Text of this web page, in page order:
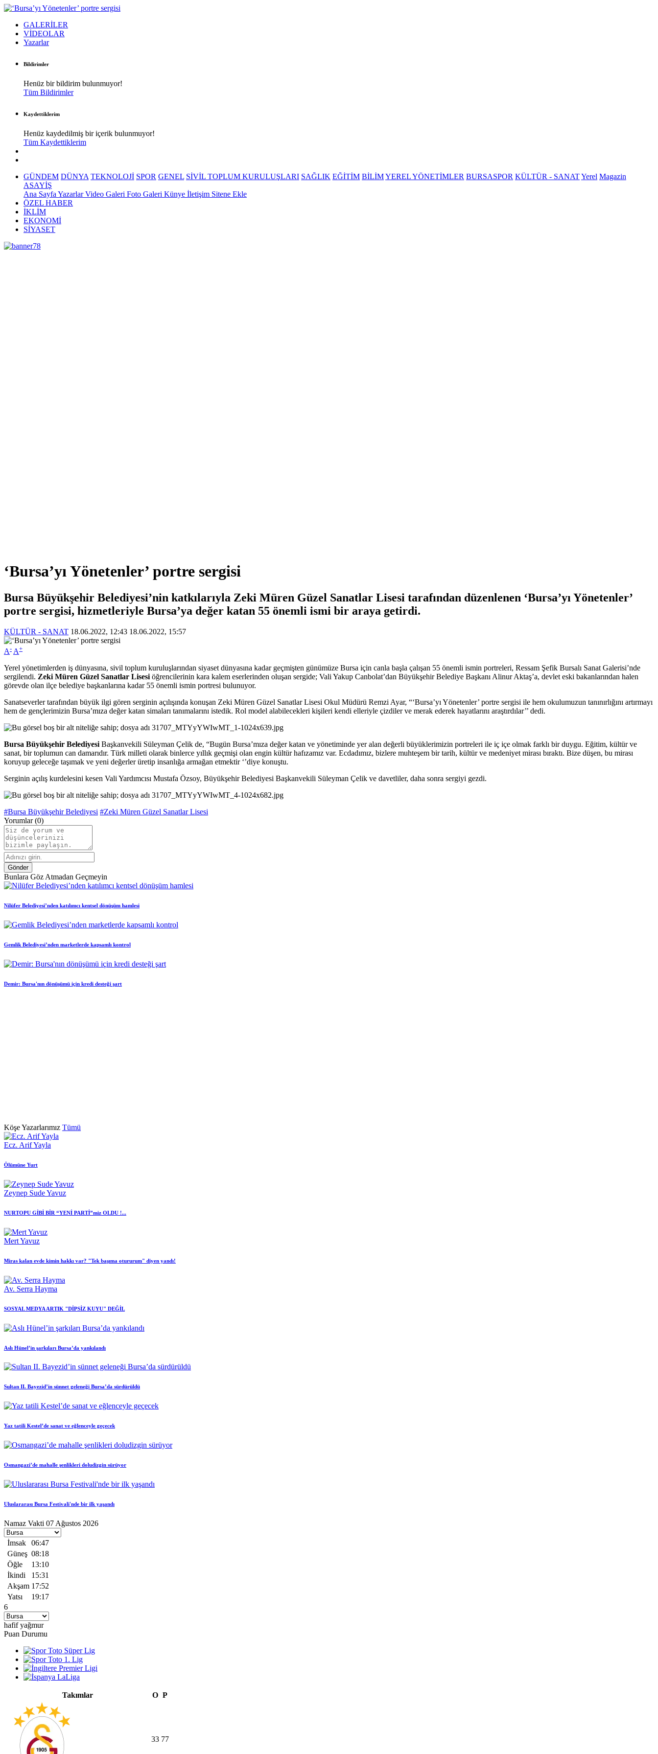
GALERİLER
VİDEOLAR
Yazarlar
Bildirimler
Henüz bir bildirim bulunmuyor!
Tüm Bildirimler
Kaydettiklerim
Henüz kaydedilmiş bir içerik bulunmuyor!
Tüm Kaydettiklerim
GÜNDEM DÜNYA TEKNOLOJİ SPOR GENEL SİVİL TOPLUM KURULUŞLARI SAĞLIK EĞİTİM BİLİMYEREL YÖNETİMLER BURSASPOR KÜLTÜR - SANATYerel Magazin
ASAYİŞ
Ana Sayfa YazarlarVideo Galeri Foto Galeri Künye İletişim Sitene Ekle
ÖZEL HABER
İKLİM
EKONOMİ
SİYASET
‘Bursa’yı Yönetenler’ portre sergisi
Bursa Büyükşehir Belediyesi’nin katkılarıyla Zeki Müren Güzel Sanatlar Lisesi tarafından düzenlenen ‘Bursa’yı Yönetenler’
portre sergisi, hizmetleriyle Bursa’ya değer katan 55 önemli ismi bir araya getirdi.
KÜLTÜR - SANAT 18.06.2022, 12:43 18.06.2022, 15:57
A- A+
​​​​​​Yerel yönetimlerden iş dünyasına, sivil toplum kuruluşlarından siyaset dünyasına kadar geçmişten günümüze Bursa için canla başla çalışan 55 önemli ismin portreleri, Ressam Şefik Bursalı Sanat Galerisi’nde
sergilendi. Zeki Müren Güzel Sanatlar Lisesi öğrencilerinin kara kalem eserlerinden oluşan sergide; Vali Yakup Canbolat’dan Büyükşehir Belediye Başkanı Alinur Aktaş’a, devlet eski bakanlarından halen
görevde olan ilçe belediye başkanlarına kadar 55 önemli ismin portresi bulunuyor.
Sanatseverler tarafından büyük ilgi gören serginin açılışında konuşan Zeki Müren Güzel Sanatlar Lisesi Okul Müdürü Remzi Ayar, “‘Bursa’yı Yönetenler’ portre sergisi ile hem okulumuzun tanınırlığını artırmayı
hem de gençlerimizin Bursa’mıza değer katan simaları tanımalarını istedik. Rol model alabilecekleri kişileri kendi elleriyle çizdiler ve merak ederek hayatlarını araştırdılar’’ dedi.
Bursa Büyükşehir Belediyesi Başkanvekili Süleyman Çelik de, “Bugün Bursa’mıza değer katan ve yönetiminde yer alan değerli büyüklerimizin portreleri ile iç içe olmak farklı bir duygu. Eğitim, kültür ve
sanat, bir toplumun can damarıdır. Türk milleti olarak binlerce yıllık geçmişi olan engin kültür hafızamız var. Ecdadımız, bizlere muhteşem bir tarih, kültür ve medeniyet mirası bıraktı. Bize düşen, bu mirası
koruyup geleceğe taşımak ve yeni değerler üretip insanlığa armağan etmektir ‘’diye konuştu.
Serginin açılış kurdelesini kesen Vali Yardımcısı Mustafa Özsoy, Büyükşehir Belediyesi Başkanvekili Süleyman Çelik ve davetliler, daha sonra sergiyi gezdi.
#Bursa Büyükşehir Belediyesi #Zeki Müren Güzel Sanatlar Lisesi
Yorumlar (0)
Gönder
Bunlara Göz Atmadan Geçmeyin
Nilüfer Belediyesi’nden katılımcı kentsel dönüşüm hamlesi
Gemlik Belediyesi’nden marketlerde kapsamlı kontrol
Demir: Bursa'nın dönüşümü için kredi desteği şart
Köşe Yazarlarımız Tümü
Ecz. Arif Yayla
Ölümüne Yurt
Zeynep Sude Yavuz
NURTOPU GİBİ BİR “YENİ PARTİ”miz OLDU !...
Mert Yavuz
Miras kalan evde kimin hakkı var? "Tek başıma otururum" diyen yandı!
Av. Serra Hayma
SOSYAL MEDYA ARTIK "DİPSİZ KUYU" DEĞİL
Aslı Hünel’in şarkıları Bursa’da yankılandı
Sultan II. Bayezid’in sünnet geleneği Bursa’da sürdürüldü
Yaz tatili Kestel’de sanat ve eğlenceyle geçecek
Osmangazi’de mahalle şenlikleri doludizgin sürüyor
Uluslararası Bursa Festivali'nde bir ilk yaşandı
Namaz Vakti 07 Ağustos 2026
İmsak
06:47
Güneş 08:18
Öğle
13:10
İkindi
15:31
Akşam 17:52
Yatsı
19:17
6
hafif yağmur
Puan Durumu
Takımlar O P
33 77